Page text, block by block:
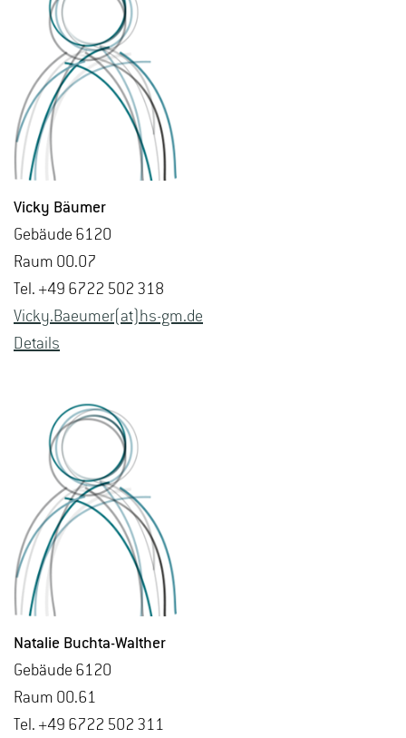
Vicky Bäu­mer
Ge­bäu­de 6120
Raum 00.07
Tel. +49 6722 502 318
Vicky.​Baeumer(at)hs-​gm.​de
De­tails
Na­ta­lie Buch­ta-Walt­her
Ge­bäu­de 6120
Raum 00.61
Tel. +49 6722 502 311